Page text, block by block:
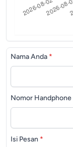
Nama Anda *
Nomor Handphone
Isi Pesan *